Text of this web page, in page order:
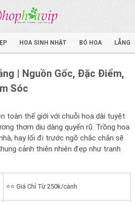
HOA SINH NHẬT BÓ HOA LẴNG
| Nguồn Gốc, Đặc Điểm,
Sóc
toàn thế giới với chuỗi hoa dài tuyệt
thơm dịu dàng quyến rũ. Trồng hoa
hay lối đi trước ngõ chắc chắn sẽ
cảnh thiên nhiên đẹp như tranh
⭐⭐ Giá Chỉ Từ 250k/cành